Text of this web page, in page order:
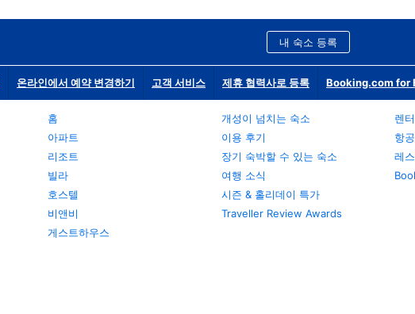
내 숙소 등록
온라인에서 예약 변경하기 고객 서비스 제휴 협력사로 등록 Booking.com for
홈
아파트
리조트
빌라
호스텔
비앤비
게스트하우스
개성이 넘치는 숙소
이용 후기
장기 숙박할 수 있는 숙소
여행 소식
시즌 & 홀리데이 특가
Traveller Review Awards
렌
항
레